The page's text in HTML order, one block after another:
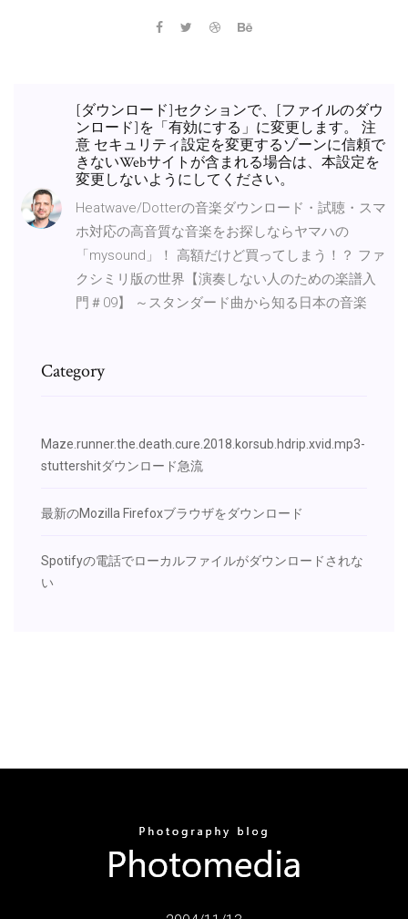
[ダウンロード]セクションで、[ファイルのダウ
ンロード]を「有効にする」に変更します。 注
意 セキュリティ設定を変更するゾーンに信頼で
きないWebサイトが含まれる場合は、本設定を
変更しないようにしてください。
Heatwave/Dotterの音楽ダウンロード・試聴・スマ
ホ対応の高音質な音楽をお探しならヤマハの
「mysound」！ 高額だけど買ってしまう！？ ファ
クシミリ版の世界【演奏しない人のための楽譜入
門＃09】 ～スタンダード曲から知る日本の音楽
Category
Maze.runner.the.death.cure.2018.korsub.hdrip.xvid.mp3-
stuttershitダウンロード急流
最新のMozilla Firefoxブラウザをダウンロード
Spotifyの電話でローカルファイルがダウンロードされな
い